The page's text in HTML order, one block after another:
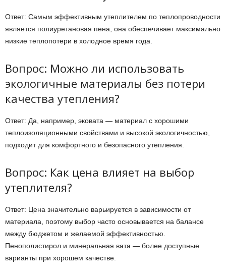
Ответ: Самым эффективным утеплителем по теплопроводности
является полиуретановая пена, она обеспечивает максимально
низкие теплопотери в холодное время года.
Вопрос: Можно ли использовать
экологичные материалы без потери
качества утепления?
Ответ: Да, например, эковата — материал с хорошими
теплоизоляционными свойствами и высокой экологичностью,
подходит для комфортного и безопасного утепления.
Вопрос: Как цена влияет на выбор
утеплителя?
Ответ: Цена значительно варьируется в зависимости от
материала, поэтому выбор часто основывается на балансе
между бюджетом и желаемой эффективностью.
Пенополистирол и минеральная вата — более доступные
варианты при хорошем качестве.